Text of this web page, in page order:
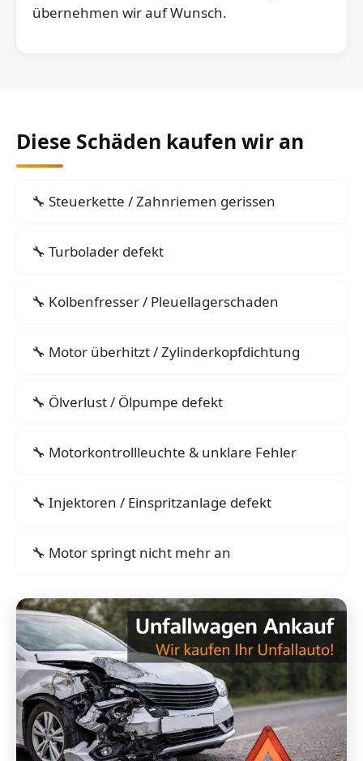
übernehmen wir auf Wunsch.
Diese Schäden kaufen wir an
Steuerkette / Zahnriemen gerissen
Turbolader defekt
Kolbenfresser / Pleuellagerschaden
Motor überhitzt / Zylinderkopfdichtung
Ölverlust / Ölpumpe defekt
Motorkontrollleuchte & unklare Fehler
Injektoren / Einspritzanlage defekt
Motor springt nicht mehr an